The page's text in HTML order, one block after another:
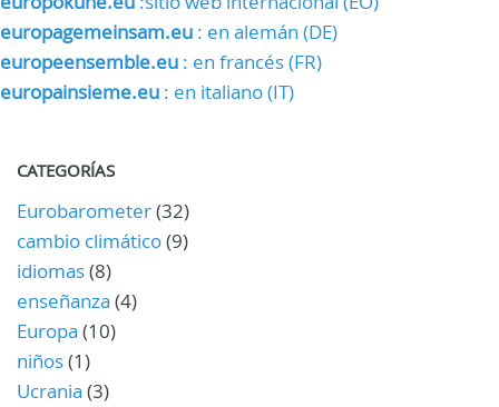
europagemeinsam.eu : en alemán (DE)
europeensemble.eu : en francés (FR)
europainsieme.eu : en italiano (IT)
CATEGORÍAS
Eurobarometer(32)
cambio climático(9)
idiomas(8)
enseñanza (4)
Europa (10)
niños(1)
Ucrania (3)